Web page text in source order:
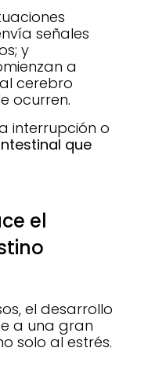
señales
y
a
cerebro
ocurren.
interrupción o
que
el
el desarrollo
a una gran
solo al estrés.